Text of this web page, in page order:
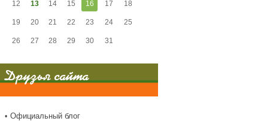
12 13 14 15 16 17 18
19 20 21 22 23 24 25
26 27 28 29 30 31
Друзья сайта
Официальный блог